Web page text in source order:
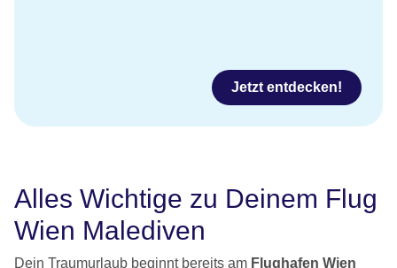
Jetzt entdecken!
Alles Wichtige zu Deinem Flug
Wien Malediven
Dein Traumurlaub beginnt bereits am Flughafen Wien